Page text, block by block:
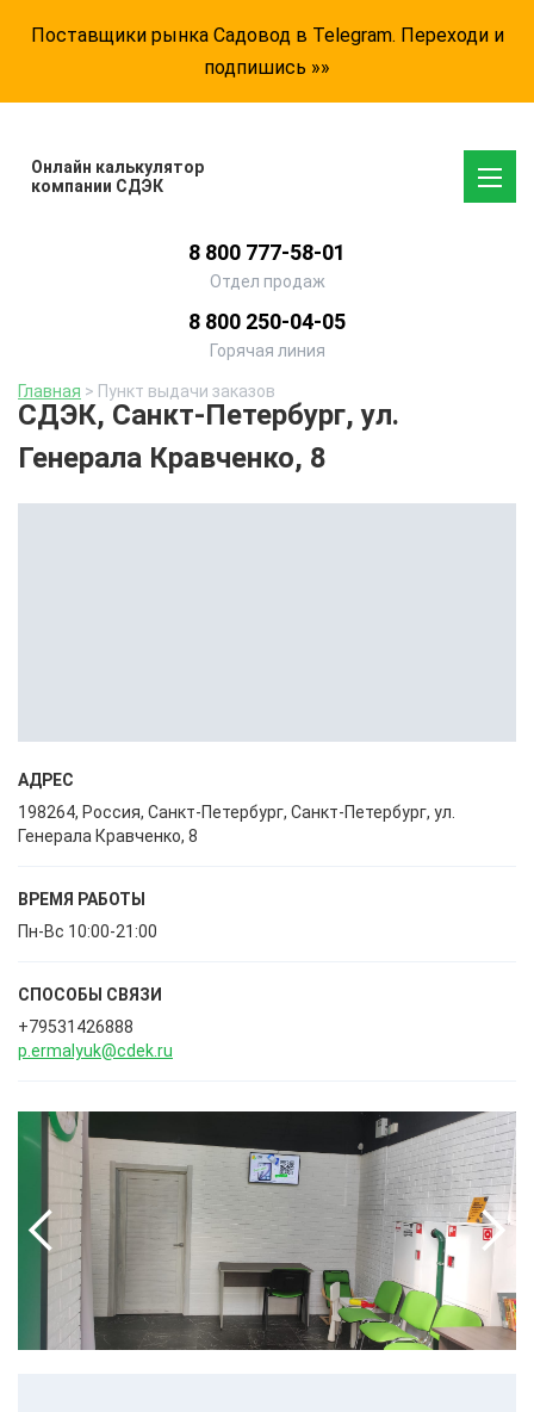
Поставщики рынка Садовод в Telegram. Переходи и
подпишись »»
Онлайн калькулятор
компании СДЭК
8 800 777-58-01
Отдел продаж
8 800 250-04-05
Горячая линия
Главная > Пункт выдачи заказов
СДЭК, Санкт-Петербург, ул.
Генерала Кравченко, 8
АДРЕС
198264, Россия, Санкт-Петербург, Санкт-Петербург, ул.
Генерала Кравченко, 8
ВРЕМЯ РАБОТЫ
Пн-Вс 10:00-21:00
СПОСОБЫ CВЯЗИ
+79531426888
p.ermalyuk@cdek.ru